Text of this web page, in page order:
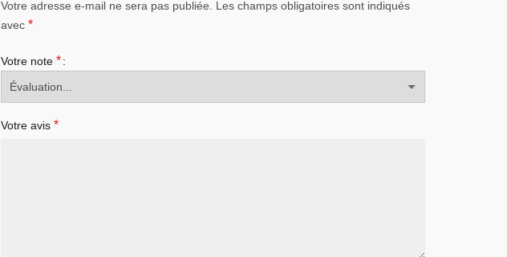
Votre adresse e-mail ne sera pas publiée.
Les champs obligatoires sont indiqués
avec *
Votre note *
Votre avis *